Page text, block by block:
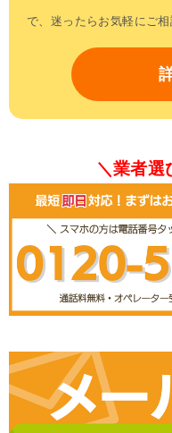
で、迷ったらお気軽にご相
＼業者